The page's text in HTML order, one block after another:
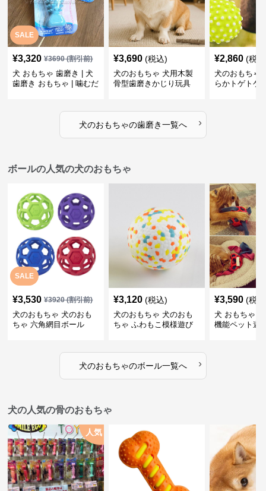
SALE
¥3,320 ¥3690(割引前)
犬 おもちゃ 歯磨き | 犬
歯磨き おもちゃ | 噛むだ
¥3,690 (税込)
犬のおもちゃ 犬用木製
骨型歯磨きかじり玩具
¥2,860 (税
犬のおもちゃ
らかトゲトゲ
犬のおもちゃの歯磨き一覧へ ›
ボールの人気の犬のおもちゃ
SALE
¥3,530 ¥3920(割引前)
犬のおもちゃ 犬のおも
ちゃ 六角網目ボール
¥3,120 (税込)
犬のおもちゃ 犬のおも
ちゃ ふわもこ模様遊び
¥3,590 (税
犬 おもちゃ
機能ペット遊
犬のおもちゃのボール一覧へ ›
犬の人気の骨のおもちゃ
人気